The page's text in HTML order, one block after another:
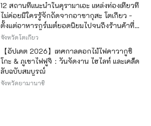
12 สถานที่แนะนำในคุรามาเอะ แหล่งท่องเที่ยวที่
ไม่ค่อยมีใครรู้จักถัดจากอาซากุสะ โตเกียว -
ตั้งแต่อาหารกูร์เมต์ยอดนิยมไปจนถึงร้านค้าที่มี
เอกลักษณ์ -
จังหวัดโตเกียว
【อัปเดต 2026】เทศกาลดอกไม้ไฟคาวากูชิ
โกะ & ภูเขาไฟฟูจิ：วันจัดงาน ไฮไลท์ และเคล็ด
ลับฉบับสมบูรณ์
จังหวัดยามานาชิ